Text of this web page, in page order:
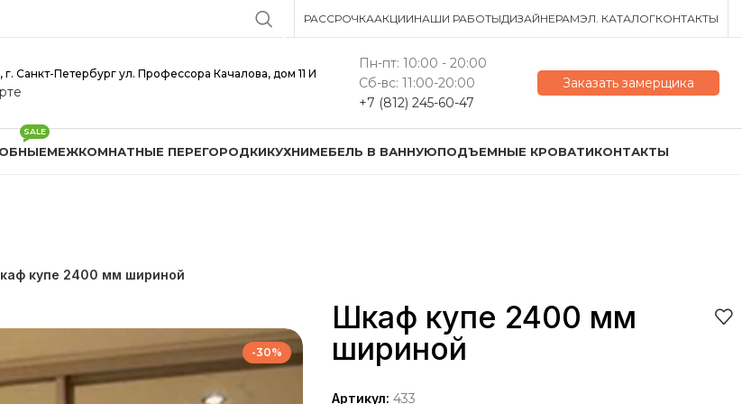
РАССРОЧКААКЦИИНАШИ РАБОТЫДИЗАЙНЕРАМЭЛ. КАТАЛОГКОНТАКТЫ
г. Санкт-Петербург ул. Профессора Качалова, дом 11 И
Пн-пт: 10:00 - 20:00
Сб-вс: 11:00-20:00
+7 (812) 245-60-47
Заказать замерщика
SALE
МЕЖКОМНАТНЫЕ ПЕРЕГОРОДКИКУХНИМЕБЕЛЬ В ВАННУЮПОДЪЕМНЫЕ КРОВАТИКОНТАКТЫ
купе 2400 мм шириной
-30%
Шкаф купе 2400 мм
шириной
Артикул: 433